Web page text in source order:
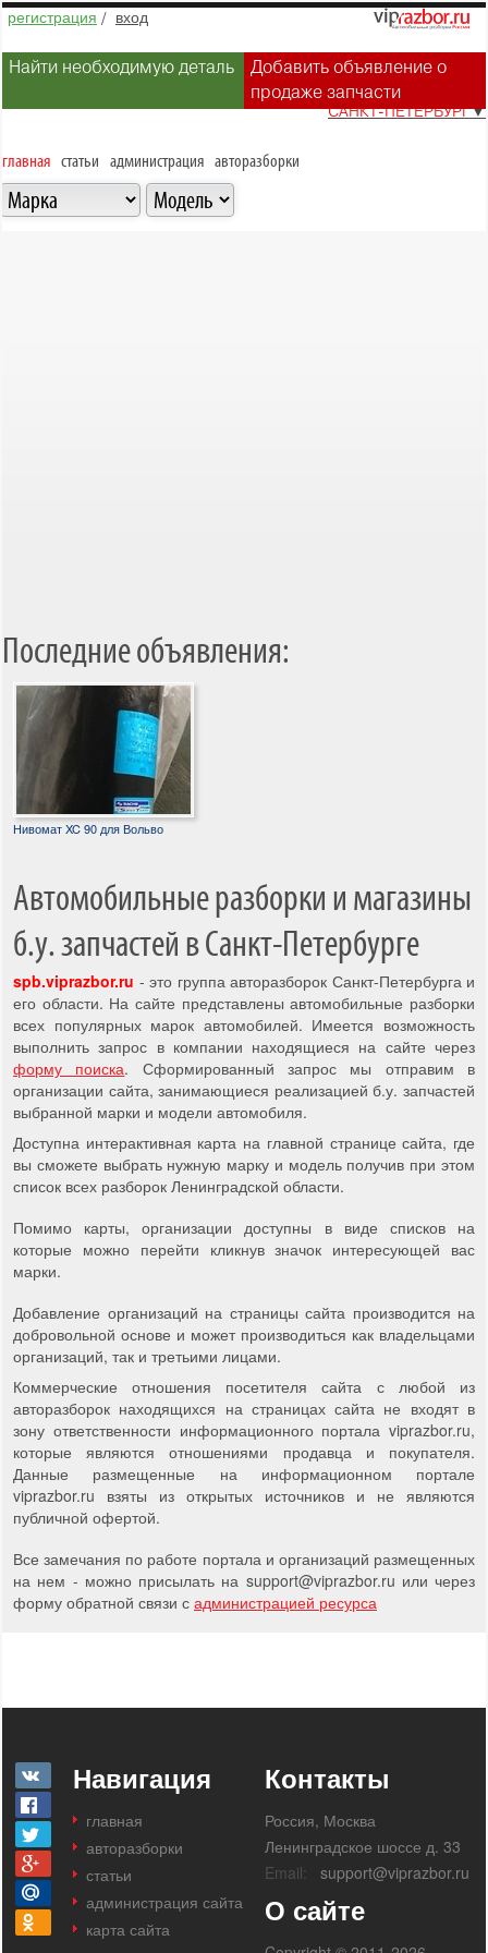
регистрация / вход
Найти необходимую деталь
Добавить объявление о
продаже запчасти
САНКТ-ПЕТЕРБУРГ▼
главная статьи администрация авторазборки
Последние объявления:
Нивомат XC 90 для Вольво
Автомобильные разборки и магазины
б.у. запчастей в Санкт-Петербурге
spb.viprazbor.ru - это группа авторазборок Санкт-Петербурга и
его области. На сайте представлены автомобильные разборки
всех популярных марок автомобилей. Имеется возможность
выполнить запрос в компании находящиеся на сайте через
форму поиска. Сформированный запрос мы отправим в
организации сайта, занимающиеся реализацией б.у. запчастей
выбранной марки и модели автомобиля.
Доступна интерактивная карта на главной странице сайта, где
вы сможете выбрать нужную марку и модель получив при этом
список всех разборок Ленинградской области.
Помимо карты, организации доступны в виде списков на
которые можно перейти кликнув значок интересующей вас
марки.
Добавление организаций на страницы сайта производится на
добровольной основе и может производиться как владельцами
организаций, так и третьими лицами.
Коммерческие отношения посетителя сайта с любой из
авторазборок находящихся на страницах сайта не входят в
зону ответственности информационного портала viprazbor.ru,
которые являются отношениями продавца и покупателя.
Данные размещенные на информационном портале
viprazbor.ru взяты из открытых источников и не являются
публичной офертой.
Все замечания по работе портала и организаций размещенных
на нем - можно присылать на support@viprazbor.ru или через
форму обратной связи с администрацией ресурса
Навигация
главная
авторазборки
статьи
администрация сайта
карта сайта
Контакты
Россия, Москва
Ленинградское шоссе д. 33
Email:
support@viprazbor.ru
О сайте